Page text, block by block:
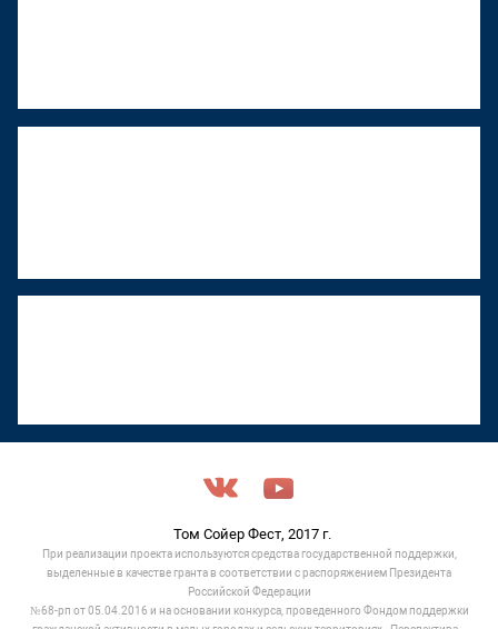
Том Сойер Фест, 2017 г.
При реализации проекта используются средства государственной поддержки,
выделенные в качестве гранта в соответствии c распоряжением Президента
Российской Федерации
№68-рп от 05.04.2016 и на основании конкурса, проведенного Фондом поддержки